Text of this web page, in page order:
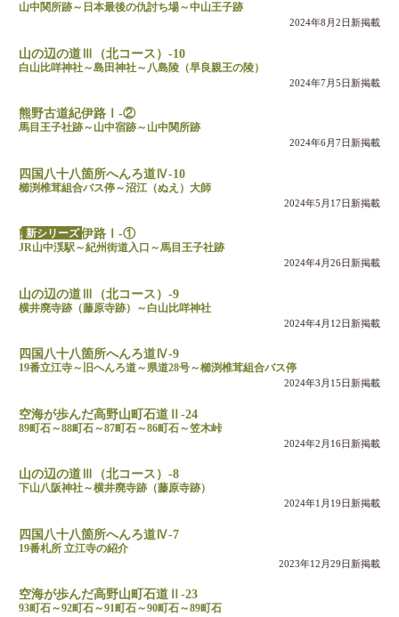
山中関所跡～日本最後の仇討ち場～中山王子跡
2024年8月2日新掲載
山の辺の道Ⅲ（北コース）-10
白山比咩神社～島田神社～八島陵（早良親王の陵）
2024年7月5日新掲載
熊野古道紀伊路Ⅰ-②
馬目王子社跡～山中宿跡～山中関所跡
2024年6月7日新掲載
四国八十八箇所へんろ道Ⅳ-10
櫛渕椎茸組合バス停～沼江（ぬえ）大師
2024年5月17日新掲載
新シリーズ
熊野古道紀伊路Ⅰ-①
JR山中渓駅～紀州街道入口～馬目王子社跡
2024年4月26日新掲載
山の辺の道Ⅲ（北コース）-9
横井廃寺跡（藤原寺跡）～白山比咩神社
2024年4月12日新掲載
四国八十八箇所へんろ道Ⅳ-9
19番立江寺～旧へんろ道～県道28号～櫛渕椎茸組合バス停
2024年3月15日新掲載
空海が歩んだ高野山町石道Ⅱ-24
89町石～88町石～87町石～86町石～笠木峠
2024年2月16日新掲載
山の辺の道Ⅲ（北コース）-8
下山八阪神社～横井廃寺跡（藤原寺跡）
2024年1月19日新掲載
四国八十八箇所へんろ道Ⅳ-7
19番札所 立江寺の紹介
2023年12月29日新掲載
空海が歩んだ高野山町石道Ⅱ-23
93町石～92町石～91町石～90町石～89町石